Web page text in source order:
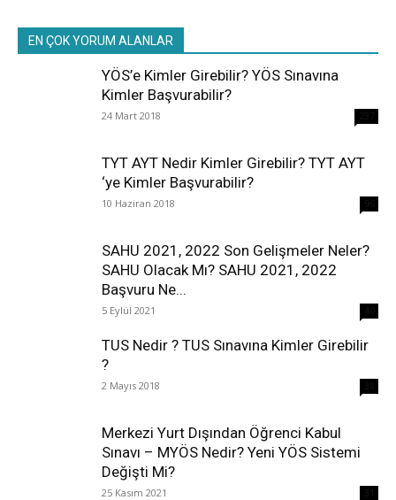
EN ÇOK YORUM ALANLAR
YÖS’e Kimler Girebilir? YÖS Sınavına
Kimler Başvurabilir?
24 Mart 2018
TYT AYT Nedir Kimler Girebilir? TYT AYT
‘ye Kimler Başvurabilir?
10 Haziran 2018
SAHU 2021, 2022 Son Gelişmeler Neler?
SAHU Olacak Mı? SAHU 2021, 2022
Başvuru Ne...
5 Eylül 2021
TUS Nedir ? TUS Sınavına Kimler Girebilir
?
2 Mayıs 2018
Merkezi Yurt Dışından Öğrenci Kabul
Sınavı – MYÖS Nedir? Yeni YÖS Sistemi
Değişti Mi?
25 Kasım 2021